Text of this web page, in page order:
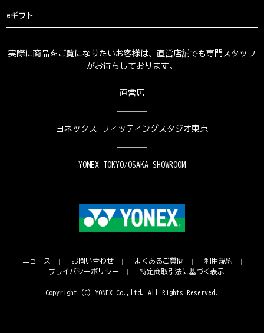
eギフト
実際に商品をご覧になりたいお客様は、直営店舗でも専門スタッフ
がお待ちしております。
直営店
ヨネックス フィッティングスタジオ東京
YONEX TOKYO/OSAKA SHOWROOM
ニュース お問い合わせ よくあるご質問
利用規約
プライバシーポリシー
特定商取引法に基づく表示
Copyright (C) YONEX Co.,ltd. All Rights Reserved.